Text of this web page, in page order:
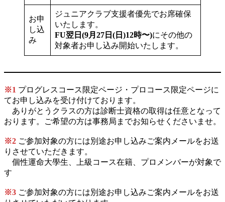
お申
し込
み
ジュニアクラブ支援者優先でお席確保
いたします。
FU翌日(9月27日(日)12時〜)にその他の
対象者お申し込み開始いたします。
※1 プログレスコース限定ページ・プロコース限定ページに
てお申し込みを受け付けております。
ありがとうクラスの方は診断士資格の取得は任意となって
おります。ご希望の方は事務局までお知らせくださいませ。
※2 ご参加対象の方には別途お申し込みご案内メールをお送
りさせていただきます。
個性運命大學生、上級コース在籍、プロメンバーが対象で
す
※3 ご参加対象の方には別途お申し込みご案内メールをお送